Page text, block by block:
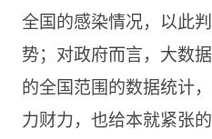
全国的感染情况，以此
势；对政府而言，大数
的全国范围的数据统计
力财力，也给本就紧张